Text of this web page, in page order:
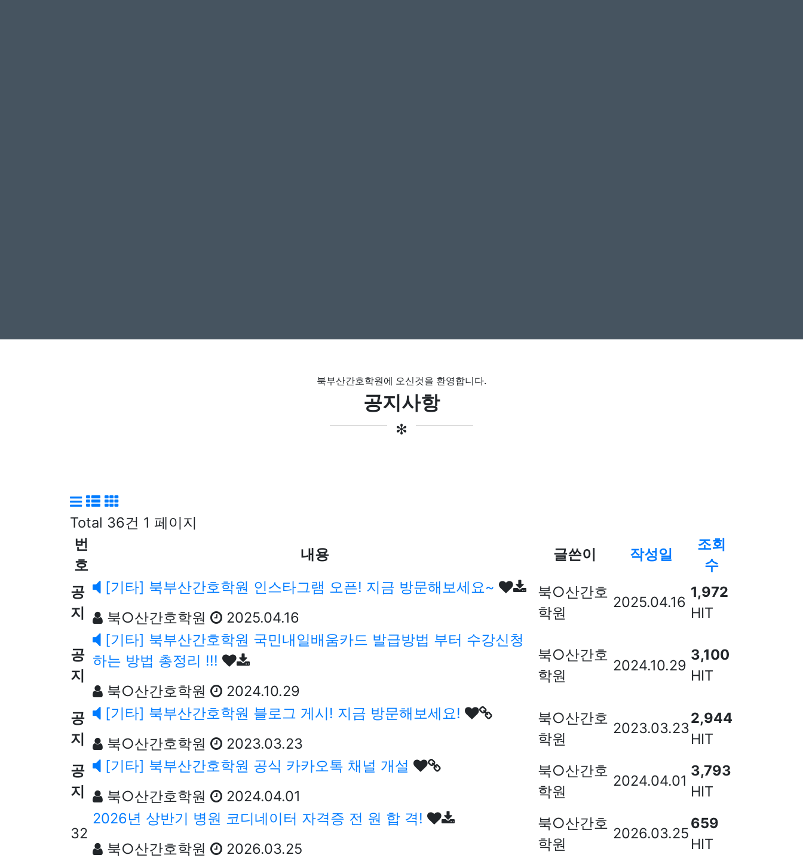
북부산간호학원에 오신것을 환영합니다.
공지사항
✻
Total 36건 1 페이지
번
호
내용 글쓴이 작성일
조회
수
공
지
[기타] 북부산간호학원 인스타그램 오픈! 지금 방문해보세요~
북○산간호학원
2025.04.16
북○산간호
학원
2025.04.16
1,972
HIT
공
지
[기타] 북부산간호학원 국민내일배움카드 발급방법 부터 수강신청
하는 방법 총정리 !!!
북○산간호학원
2024.10.29
북○산간호
학원
2024.10.29
3,100
HIT
공
지
[기타] 북부산간호학원 블로그 게시! 지금 방문해보세요!
북○산간호학원
2023.03.23
북○산간호
학원
2023.03.23
2,944
HIT
공
지
[기타] 북부산간호학원 공식 카카오톡 채널 개설
북○산간호학원
2024.04.01
북○산간호
학원
2024.04.01
3,793
HIT
32
2026년 상반기 병원 코디네이터 자격증 전 원 합 격!
북○산간호학원
2026.03.25
북○산간호
학원
2026.03.25
659
HIT